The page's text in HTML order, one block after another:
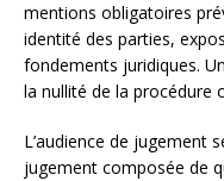
mentions obligatoires
identité des parties,
fondements juridiques.
la nullité de la procédure
L’audience de jugement
jugement composée de